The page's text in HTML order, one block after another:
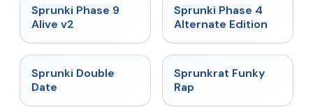
★
Sprunki Phase 9
Alive v2
★
Sprunki Phase 4
Alternate Edition
★
Sprunki Double
Date
★ 4.7
Sprunkrat Funky
Rap